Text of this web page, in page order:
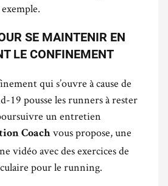
SE MAINTENIR EN
LE CONFINEMENT
qui s’ouvre à cause de
19 pousse les runners à rester
un entretien
Coach vous propose, une
vidéo avec des exercices de
pour le running.